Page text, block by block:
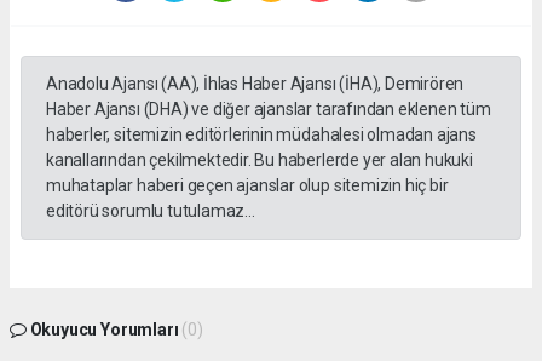
Anadolu Ajansı (AA), İhlas Haber Ajansı (İHA), Demirören
Haber Ajansı (DHA) ve diğer ajanslar tarafından eklenen tüm
haberler, sitemizin editörlerinin müdahalesi olmadan ajans
kanallarından çekilmektedir. Bu haberlerde yer alan hukuki
muhataplar haberi geçen ajanslar olup sitemizin hiç bir
editörü sorumlu tutulamaz...
Okuyucu Yorumları (0)